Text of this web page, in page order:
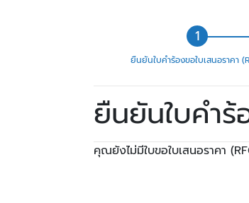
ยืนยันใบคำร้องขอใบเสนอราคา
ยืนยันใบคำร้
คุณยังไม่มีใบขอใบเสนอราคา